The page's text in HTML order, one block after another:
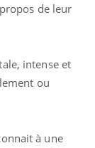
de leur
intense et
ou
à une